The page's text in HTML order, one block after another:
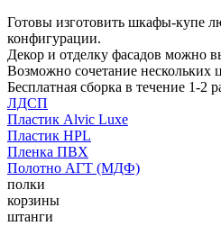
Готовы изготовить шкафы-купе
конфигурации.
Декор и отделку фасадов можно
Возможно сочетание нескольких
Бесплатная сборка в течение 1-2
ЛДСП
Пластик Alvic Luxe
Пластик HPL
Пленка ПВХ
Полотно АГТ (МДФ)
полки
корзины
штанги